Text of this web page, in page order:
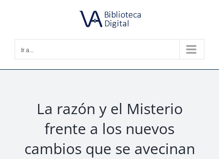
Ir a...
La razón y el Misterio
frente a los nuevos
cambios que se avecinan